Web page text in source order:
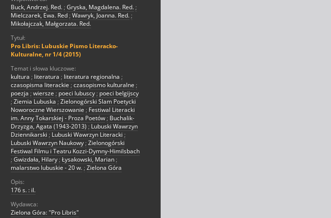
Buck, Andrzej. Red. ; Gryska, Magdalena. Red. ;
Mielczarek, Ewa. Red ; Wawryk, Joanna. Red. ;
Mikołajczak, Małgorzata. Red.
Tytuł:
Pro Libris: Lubuskie Pismo Literacko-
Kulturalne, nr 1/4 (2015)
Temat i słowa kluczowe:
kultura ; literatura ; literatura regionalna ;
czasopisma literackie ; czasopismo kulturalne ;
poezja ; wiersze ; poeci lubuscy ; poeci belgijscy
; Ziemia Lubuska ; Zielonogórski Slam Poetycki
Noworoczne Wierszowanie ; Festiwal Literacki
im. Anny Tokarskiej - Proza Poetów ; Buchalik-
Drzyzga, Agata (1943-2013) ; Lubuski Wawrzyn
Dziennikarski ; Lubuski Wawrzyn Literacki ;
Lubuski Wawrzyn Naukowy ; Zielonogórski
Festiwal Filmu i Teatru Kozzi-Dymny-Himilsbach
; Gwizdała, Hilary ; Łysakowski, Marian ;
malarstwo lubuskie - 20 w. ; Zielona Góra
Opis:
176 s. : il.
Wydawca:
Zielona Góra: "Pro Libris"